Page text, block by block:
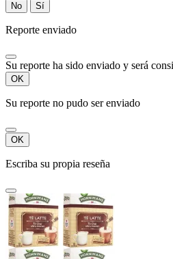
No Sí
Reporte enviado
Su reporte ha sido enviado y será
OK
Su reporte no pudo ser enviado
OK
Escriba su propia reseña